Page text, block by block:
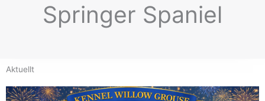
Springer Spaniel
Aktuellt